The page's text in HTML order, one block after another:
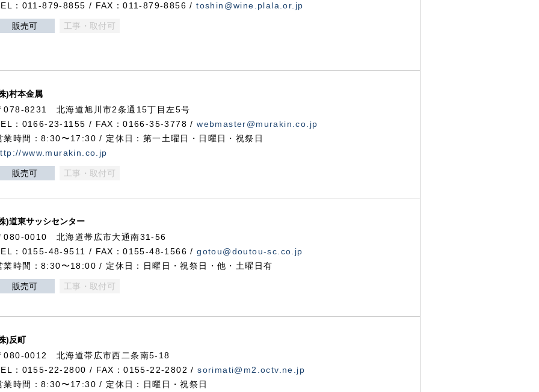
：011-879-8855 / FAX：011-879-8856 /toshin@wine.plala.or.jp
販売可 工事・取付可
)村本金属
078-8231 北海道旭川市2条通15丁目左5号
：0166-23-1155 / FAX：0166-35-3778 /webmaster@murakin.co.jp
業時間：8:30〜17:30 / 定休日：第一土曜日・日曜日・祝祭日
www.murakin.co.jp
販売可 工事・取付可
)道東サッシセンター
080-0010 北海道帯広市大通南31-56
：0155-48-9511 / FAX：0155-48-1566 /gotou@doutou-sc.co.jp
業時間：8:30〜18:00 / 定休日：日曜日・祝祭日・他・土曜日有
販売可 工事・取付可
)反町
080-0012 北海道帯広市西二条南5-18
：0155-22-2800 / FAX：0155-22-2802 /sorimati@m2.octv.ne.jp
業時間：8:30〜17:30 / 定休日：日曜日・祝祭日